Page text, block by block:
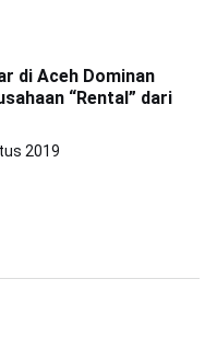
di Aceh Dominan
“Rental” dari
2019